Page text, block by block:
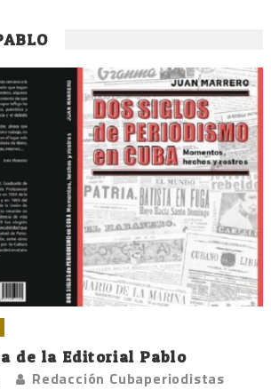
de la Editorial Pablo
Redacción Cubaperiodistas